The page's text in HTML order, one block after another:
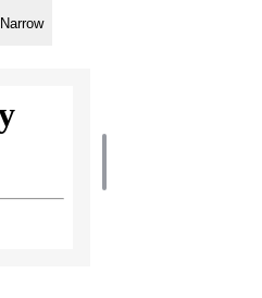
Narrow